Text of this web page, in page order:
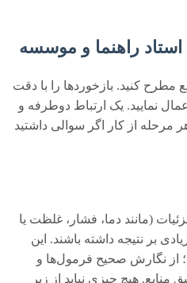
استاد راهنما و موسسه
مطرح کنید. بازخوردها را با دقت
نمایید. یک ارتباط دوطرفه و
از کار اگر سوالی داشتید
(مانند دما، فشار، غلظت یا
بر نتیجه داشته باشند. این
از نگارش صحیح فرمول‌ها و
منابع. هیچ چیزی نباید از زیر